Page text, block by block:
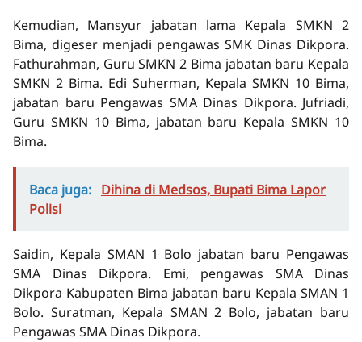
Kemudian, Mansyur jabatan lama Kepala SMKN 2
Bima, digeser menjadi pengawas SMK Dinas Dikpora.
Fathurahman, Guru SMKN 2 Bima jabatan baru Kepala
SMKN 2 Bima. Edi Suherman, Kepala SMKN 10 Bima,
jabatan baru Pengawas SMA Dinas Dikpora. Jufriadi,
Guru SMKN 10 Bima, jabatan baru Kepala SMKN 10
Bima.
Baca juga: Dihina di Medsos, Bupati Bima Lapor
Polisi
Saidin, Kepala SMAN 1 Bolo jabatan baru Pengawas
SMA Dinas Dikpora. Emi, pengawas SMA Dinas
Dikpora Kabupaten Bima jabatan baru Kepala SMAN 1
Bolo. Suratman, Kepala SMAN 2 Bolo, jabatan baru
Pengawas SMA Dinas Dikpora.